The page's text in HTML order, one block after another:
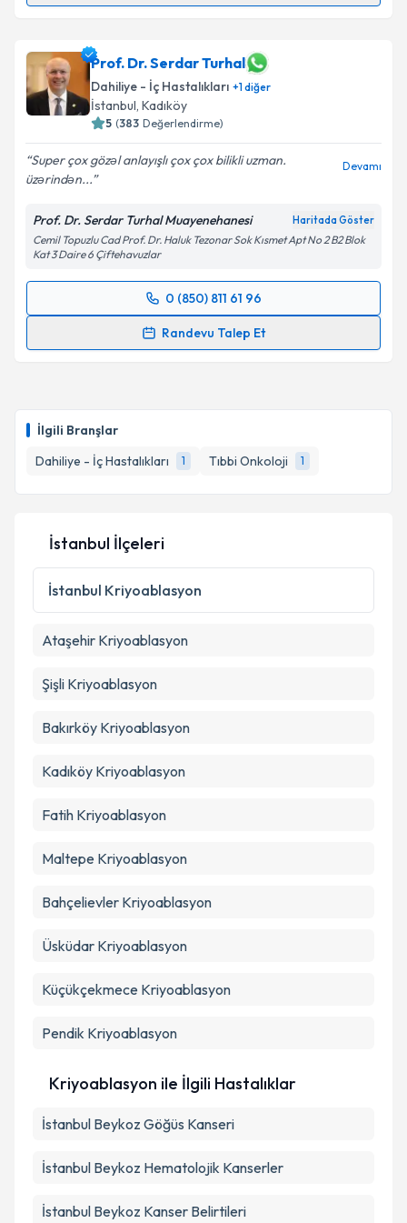
İlgili Branşlar
Dahiliye - İç Hastalıkları
1 Tıbbi Onkoloji 1
Op. Dr. Adnan Arıcaniçin randevu takvimi talebi
oluşturun. Size bu uzmandan randevu almanız için bir
takvim hazırlandığında e-posta ile bilgilendireceğiz.
E-posta Adresiniz
Kişisel verilerimin işlenmesine ilişkin
Aydınlatma
Metni'ni okudum ve kişisel verilerimin belirtilen
kapsamda işlenmesini kabul ediyorum.
Takvim Talebini Gönder
Prof. Dr. Serdar Turhal
Dahiliye - İç Hastalıkları +1diğer
İstanbul, Kadıköy
5 (383 Değerlendirme)
Super çox gözəl anlayışlı çox çox bilikli uzman.
üzərindən...
Devamı
Prof. Dr. Serdar Turhal Muayenehanesi Haritada Göster
Cemil Topuzlu Cad Prof. Dr. Haluk Tezonar Sok Kısmet Apt No 2 B2 Blok
Kat 3 Daire 6 Çiftehavuzlar
0 (850) 811 61 96
Randevu Talep Et
Randevu Takvimi Talebi
E-posta Adresiniz
Kişisel verilerimin işlenmesine ilişkin
Metni'ni okudum ve kişisel verilerimin belirtilen
kapsamda işlenmesini kabul ediyorum.
İstanbul İlçeleri
İstanbul Kriyoablasyon
Ataşehir Kriyoablasyon
Şişli Kriyoablasyon
Bakırköy Kriyoablasyon
Kadıköy Kriyoablasyon
Fatih Kriyoablasyon
Maltepe Kriyoablasyon
Bahçelievler Kriyoablasyon
Üsküdar Kriyoablasyon
Küçükçekmece Kriyoablasyon
Pendik Kriyoablasyon
Kriyoablasyon ile İlgili Hastalıklar
İstanbul Beykoz Göğüs Kanseri
İstanbul Beykoz Hematolojik Kanserler
İstanbul Beykoz Kanser Belirtileri